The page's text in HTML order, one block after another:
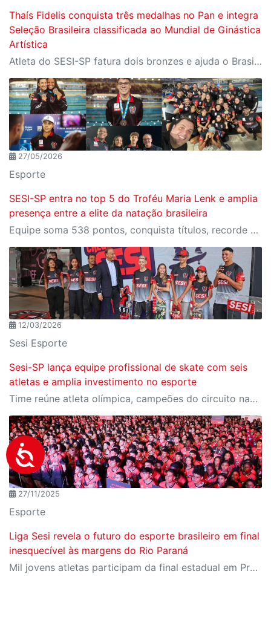
Thaís Fidelis conquista três medalhas no Pan e integra
Seleção Brasileira classificada ao Mundial de Ginástica
Artística
Atleta do SESI-SP fatura dois bronzes e ajuda o Brasil a garantir prata por equipes no Rio de Janeiro; desempenho assegura vaga da Seleção no Campeonato Mundial
27/05/2026
Esporte
SESI-SP entra no top 5 do Troféu Maria Lenk e amplia
presença entre a elite da natação brasileira
Equipe soma 538 pontos, conquista títulos, recorde nacional e garante atletas no Pan Pacífico Júnior
12/03/2026
Sesi Esporte
Sesi-SP lança equipe profissional de skate com seis
atletas e amplia investimento no esporte
Time reúne atleta olímpica, campeões do circuito nacional e jovens promessas do skate brasileiro
27/11/2025
Esporte
Liga Sesi revela o futuro do esporte brasileiro em final
inesquecível às margens do Rio Paraná
Mil jovens atletas participam da final estadual em Presidente Epitácio, reforçando a Liga Sesi como um dos principais ambientes de formação esportiva do país